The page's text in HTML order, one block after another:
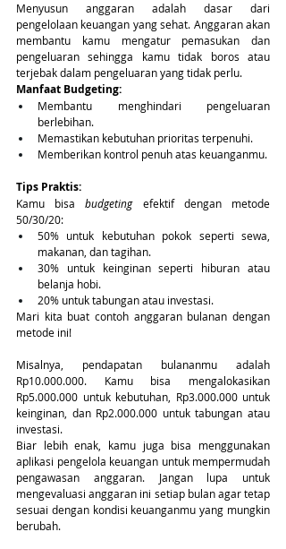
Menyusun anggaran adalah dasar dari
pengelolaan keuangan yang sehat. Anggaran akan
membantu kamu mengatur pemasukan dan
pengeluaran sehingga kamu tidak boros atau
terjebak dalam pengeluaran yang tidak perlu.
Manfaat Budgeting:
Membantu menghindari pengeluaran
berlebihan.
Memastikan kebutuhan prioritas terpenuhi.
Memberikan kontrol penuh atas keuanganmu.
Tips Praktis:
Kamu bisa budgeting efektif dengan metode
50/30/20:
50% untuk kebutuhan pokok seperti sewa,
makanan, dan tagihan.
30% untuk keinginan seperti hiburan atau
belanja hobi.
20% untuk tabungan atau investasi.
Mari kita buat contoh anggaran bulanan dengan
metode ini!
Misalnya, pendapatan bulananmu adalah
Rp10.000.000. Kamu bisa mengalokasikan
Rp5.000.000 untuk kebutuhan, Rp3.000.000 untuk
keinginan, dan Rp2.000.000 untuk tabungan atau
investasi.
Biar lebih enak, kamu juga bisa menggunakan
aplikasi pengelola keuangan untuk mempermudah
pengawasan anggaran. Jangan lupa untuk
mengevaluasi anggaran ini setiap bulan agar tetap
sesuai dengan kondisi keuanganmu yang mungkin
berubah.